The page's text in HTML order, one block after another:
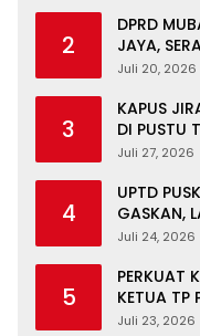
2
DPRD
JAYA,
JALAN
Juli 20, 2026
3
KAPUS
DI PUSTU
Juli 27, 2026
4
UPTD
GASKAN,
GRATIS
Juli 24, 2026
5
PERKUAT
KETUA TP
ORGANIK
Juli 23, 2026